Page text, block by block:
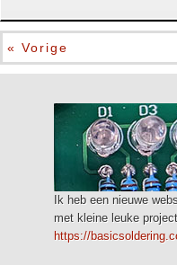
« Vorige
Ik heb een nieuwe
met kleine leuke
https://